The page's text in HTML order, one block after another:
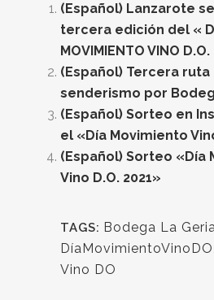
(Español) Lanzarote
tercera edición del «
MOVIMIENTO VINO D.O.
(Español) Tercera ruta
senderismo por
(Español) Sorteo en
el «Día Movimiento
(Español) Sorteo «Día
Vino D.O. 2021»
TAGS: Bodega La
DíaMovimientoVinoDO
Vino DO